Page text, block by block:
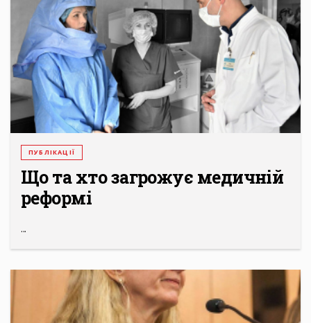
ПУБЛІКАЦІЇ
Що та хто загрожує медичній
реформі
...